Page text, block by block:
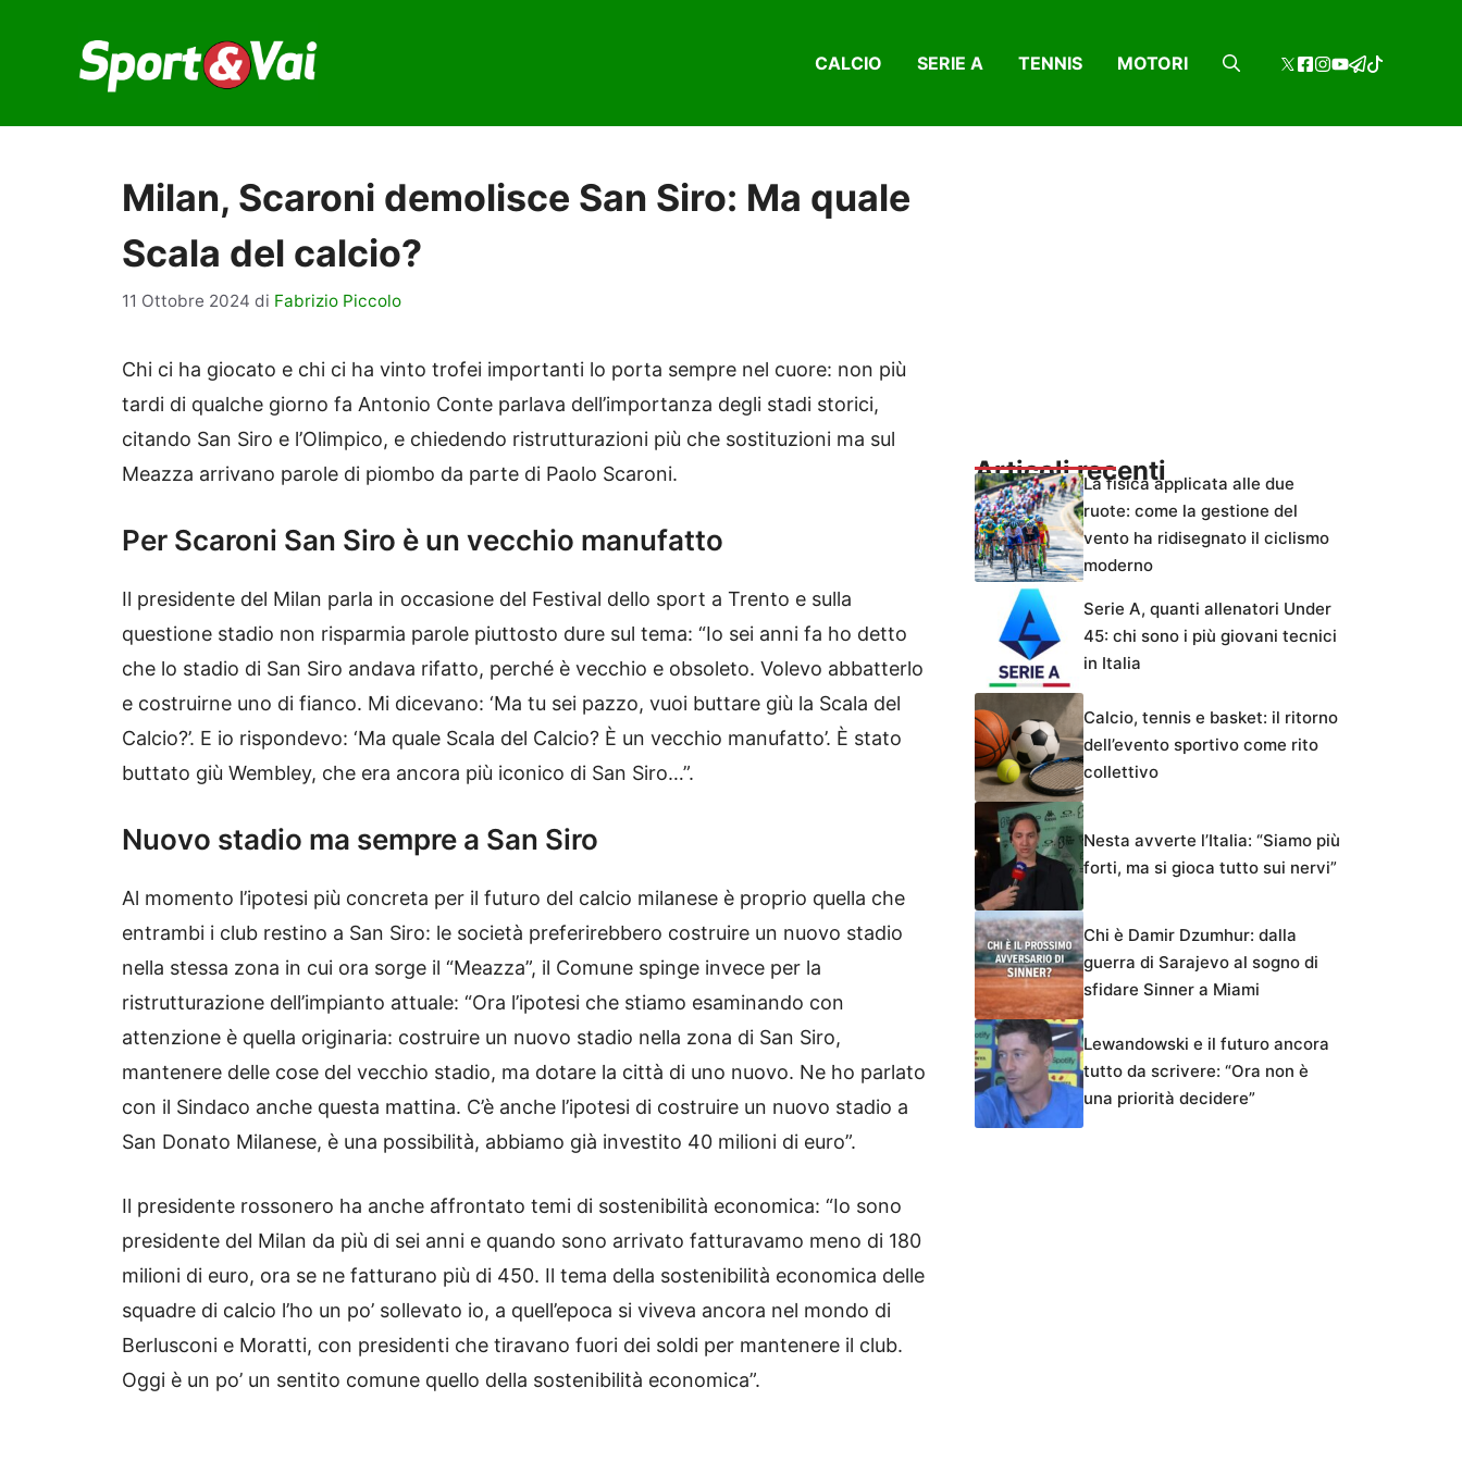
contenuto
CALCIO SERIE A TENNIS MOTORI
Milan, Scaroni demolisce San Siro: Ma quale
Scala del calcio?
11 Ottobre 2024 di Fabrizio Piccolo
Chi ci ha giocato e chi ci ha vinto trofei importanti lo porta sempre nel cuore: non più
tardi di qualche giorno fa Antonio Conte parlava dell’importanza degli stadi storici,
citando San Siro e l’Olimpico, e chiedendo ristrutturazioni più che sostituzioni ma sul
Meazza arrivano parole di piombo da parte di Paolo Scaroni.
Per Scaroni San Siro è un vecchio manufatto
Il presidente del Milan parla in occasione del Festival dello sport a Trento e sulla
questione stadio non risparmia parole piuttosto dure sul tema: “Io sei anni fa ho detto
che lo stadio di San Siro andava rifatto, perché è vecchio e obsoleto. Volevo abbatterlo
e costruirne uno di fianco. Mi dicevano: ‘Ma tu sei pazzo, vuoi buttare giù la Scala del
Calcio?’. E io rispondevo: ‘Ma quale Scala del Calcio? È un vecchio manufatto’. È stato
buttato giù Wembley, che era ancora più iconico di San Siro…”.
Nuovo stadio ma sempre a San Siro
Al momento l’ipotesi più concreta per il futuro del calcio milanese è proprio quella che
entrambi i club restino a San Siro: le società preferirebbero costruire un nuovo stadio
nella stessa zona in cui ora sorge il “Meazza”, il Comune spinge invece per la
ristrutturazione dell’impianto attuale: “Ora l’ipotesi che stiamo esaminando con
attenzione è quella originaria: costruire un nuovo stadio nella zona di San Siro,
mantenere delle cose del vecchio stadio, ma dotare la città di uno nuovo. Ne ho parlato
con il Sindaco anche questa mattina. C’è anche l’ipotesi di costruire un nuovo stadio a
San Donato Milanese, è una possibilità, abbiamo già investito 40 milioni di euro”.
Il presidente rossonero ha anche affrontato temi di sostenibilità economica: “Io sono
presidente del Milan da più di sei anni e quando sono arrivato fatturavamo meno di 180
milioni di euro, ora se ne fatturano più di 450. Il tema della sostenibilità economica delle
squadre di calcio l’ho un po’ sollevato io, a quell’epoca si viveva ancora nel mondo di
Berlusconi e Moratti, con presidenti che tiravano fuori dei soldi per mantenere il club.
Oggi è un po’ un sentito comune quello della sostenibilità economica”.
Articoli recentiLa fisica applicata alle due
ruote: come la gestione del
vento ha ridisegnato il ciclismo
moderno
Serie A, quanti allenatori Under
45: chi sono i più giovani tecnici
in Italia
Calcio, tennis e basket: il ritorno
dell’evento sportivo come rito
collettivo
Nesta avverte l’Italia: “Siamo più
forti, ma si gioca tutto sui nervi”
Chi è Damir Dzumhur: dalla
guerra di Sarajevo al sogno di
sfidare Sinner a Miami
Lewandowski e il futuro ancora
tutto da scrivere: “Ora non è
una priorità decidere”